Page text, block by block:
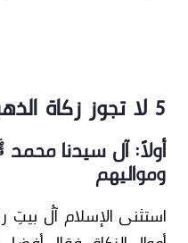
5 لا تجوز زكاة الذهب إليهم!
أولاً: آل سيدنا
ومواليهم
استثنى الإسلام آلُ